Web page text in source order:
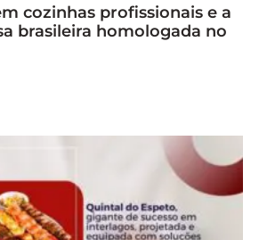
cozinhas profissionais e a
brasileira homologada no